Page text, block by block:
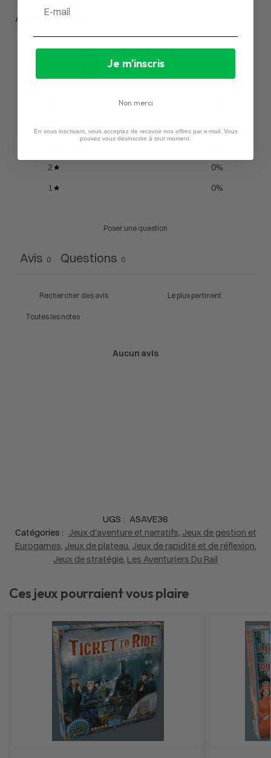
Avis du client
/ 5
2
0%
1
0%
Poser une question
Avis 0 Questions 0
Aucun avis
UGS : ASAVE36
Catégories : Jeux d'aventure et narratifs Jeux de gestion et
Eurogames Jeux de plateau Jeux de rapidité et de réflexion
Jeux de stratégie Les Aventuriers Du Rail
Ces jeux pourraient vous plaire
Je m'inscris
Non merci
En vous inscrivant, vous acceptez de recevoir nos offres par e-mail. Vous
pouvez vous désinscrire à tout moment.